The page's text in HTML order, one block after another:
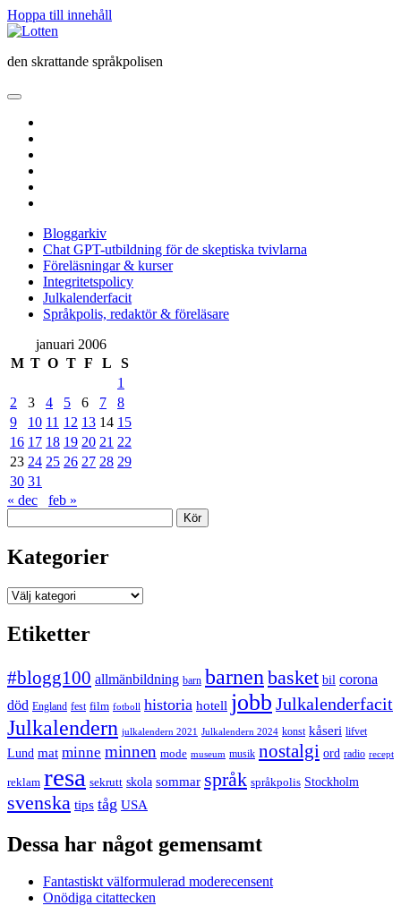
Hoppa till innehåll
Lotten
den skrattande språkpolisen
öppna
meny
Bloggarkiv
Chat GPT-utbildning för de skeptiska tvivlarna
Föreläsningar & kurser
Integritetspolicy
Julkalenderfacit
Språkpolis, redaktör & föreläsare
Sidopanel
januari 2006
M T O T F L
S
1
2
3 4 5 6 7
8
9
10 11 12 13 14 15
16 17 18 19 20 21 22
23 24 25 26 27 28 29
30 31
« dec
feb »
Kategorier
Kategorier
Etiketter
#blogg100 allmänbildning barn barnen basket bil corona
död England fest film fotboll historia hotell jobb Julkalenderfacit
Julkalendern julkalendern 2021 Julkalendern 2024 konst kåseri lifvet
Lund mat minne minnen mode museum musik nostalgi ord radio recept
reklam resa sekrutt skola sommar språk språkpolis Stockholm
svenska tips tåg USA
Dessa har något gemensamt
Fantastiskt välformulerad moderecensent
Onödiga citattecken